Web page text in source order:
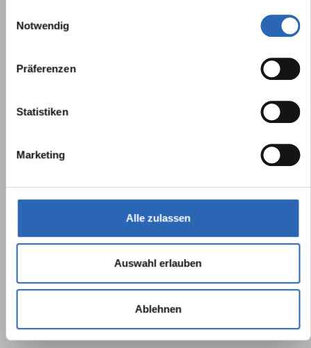
Notwendig
Präferenzen
Statistiken
Marketing
Alle zulassen
Auswahl erlauben
Ablehnen